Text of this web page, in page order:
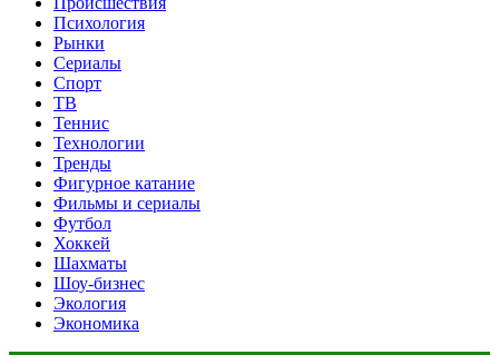
Психология
Рынки
Сериалы
Спорт
ТВ
Теннис
Технологии
Тренды
Фигурное катание
Фильмы и сериалы
Футбол
Хоккей
Шахматы
Шоу-бизнес
Экология
Экономика